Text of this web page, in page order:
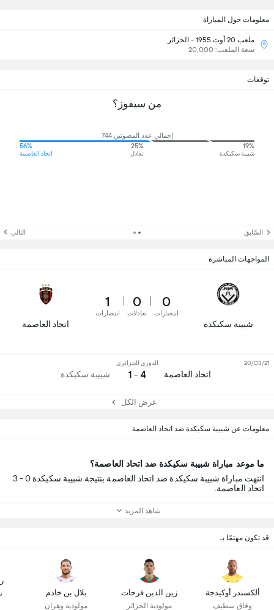
معلومات حول المباراة
ملعب 20 أوت 1955 - الجزائر
سعة الملعب: 20,000
توقعات
من سيفوز؟
إجمالي عدد المصوتين 744
19%
شبيبة سكيكدة
25%
تعادل
56%
اتحاد العاصمة
السّابق التالي
المواجهات المباشرة
شبيبة سكيكدة
0
انتصارات
0
تعادلات
1
انتصارات
اتحاد العاصمة
اتحاد العاصمة
الدوري الجزائري
4 - 1 شبيبة سكيكدة
20/03/21
عرض الكل
معلومات عن شبيبة سكيكدة ضد اتحاد العاصمة
ما موعد مباراة شبيبة سكيكدة ضد اتحاد العاصمة؟
انتهت مباراة شبيبة سكيكدة ضد اتحاد العاصمة بنتيجة شبيبة سكيكدة 0 - 3
اتحاد العاصمة.
شاهد المزيد
قد تكون مهتمًا بـ
ألكسندر أوكيدجة
وفاق سطيف
زين الدين فرحات
مولودية الجزائر
بلال بن خادم
مولودية وهران